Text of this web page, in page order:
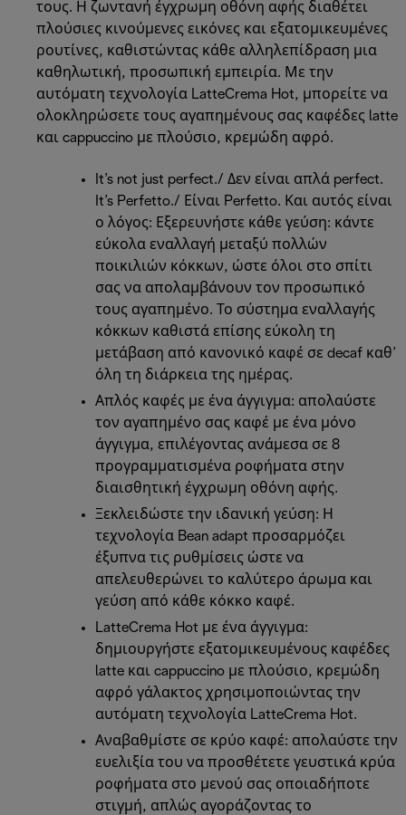
τους. Η ζωντανή έγχρωμη οθόνη αφής διαθέτει
πλούσιες κινούμενες εικόνες και εξατομικευμένες
ρουτίνες, καθιστώντας κάθε αλληλεπίδραση μια
καθηλωτική, προσωπική εμπειρία. Με την
αυτόματη τεχνολογία LatteCrema Hot, μπορείτε να
ολοκληρώσετε τους αγαπημένους σας καφέδες latte
και cappuccino με πλούσιο, κρεμώδη αφρό.
It’s not just perfect./ Δεν είναι απλά perfect.
It’s Perfetto./ Είναι Perfetto. Και αυτός είναι
ο λόγος: Εξερευνήστε κάθε γεύση: κάντε
εύκολα εναλλαγή μεταξύ πολλών
ποικιλιών κόκκων, ώστε όλοι στο σπίτι
σας να απολαμβάνουν τον προσωπικό
τους αγαπημένο. Το σύστημα εναλλαγής
κόκκων καθιστά επίσης εύκολη τη
μετάβαση από κανονικό καφέ σε decaf καθ’
όλη τη διάρκεια της ημέρας.
Απλός καφές με ένα άγγιγμα: απολαύστε
τον αγαπημένο σας καφέ με ένα μόνο
άγγιγμα, επιλέγοντας ανάμεσα σε 8
προγραμματισμένα ροφήματα στην
διαισθητική έγχρωμη οθόνη αφής.
Ξεκλειδώστε την ιδανική γεύση: Η
τεχνολογία Bean adapt προσαρμόζει
έξυπνα τις ρυθμίσεις ώστε να
απελευθερώνει το καλύτερο άρωμα και
γεύση από κάθε κόκκο καφέ.
LatteCrema Hot με ένα άγγιγμα:
δημιουργήστε εξατομικευμένους καφέδες
latte και cappuccino με πλούσιο, κρεμώδη
αφρό γάλακτος χρησιμοποιώντας την
αυτόματη τεχνολογία LatteCrema Hot.
Αναβαθμίστε σε κρύο καφέ: απολαύστε την
ευελιξία του να προσθέτετε γευστικά κρύα
ροφήματα στο μενού σας οποιαδήποτε
στιγμή, απλώς αγοράζοντας το